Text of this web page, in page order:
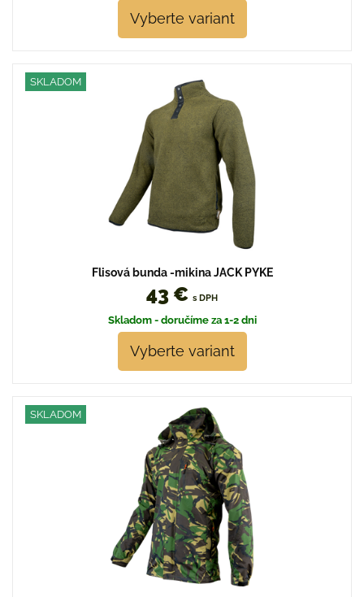
Vyberte variant
SKLADOM
Flisová bunda -mikina JACK PYKE
43 € s DPH
Skladom - doručíme za 1-2 dni
Vyberte variant
SKLADOM